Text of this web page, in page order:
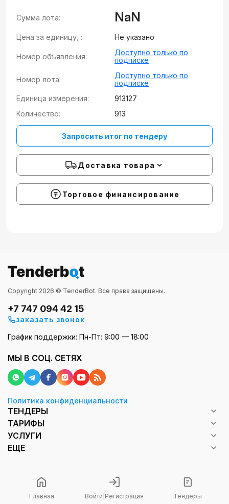
Главная Войти Регистрация Тендеры
Сумма лота: NaN
Цена за единицу, : Не указано
Номер объявления:
Доступно только по
подписке
Номер лота:
Доступно только по
подписке
Единица измерения:
913127
Количество:
913
Запросить итог по тендеру
Доставка товара
Торговое финансирование
Copyright 2026 © TenderBot. Все права защищены.
+7 747 094 42 15
заказать звонок
График поддержки: Пн-Пт: 9:00 — 18:00
МЫ В СОЦ. СЕТЯХ
Политика конфиденциальности
ТЕНДЕРЫ
ТАРИФЫ
УСЛУГИ
ЕЩЕ